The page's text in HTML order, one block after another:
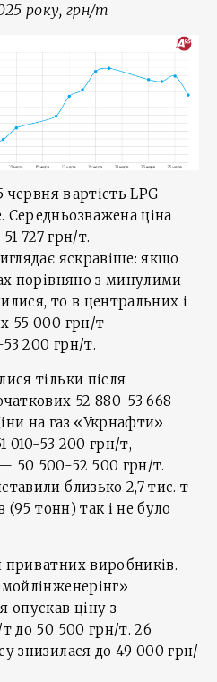
року, грн/т
червня вартість LPG
ціна
727 грн/т.
яскравіше: якщо
порівняно з минулими
то в центральних і
55 000 грн/т
200 грн/т.
тільки після
52 880-53 668
на газ «Укрнафти»
010-53 200 грн/т,
50 500-52 500 грн/т.
близько 2,7 тис. т
(95 тонн) так і не було
виробників.
опускав ціну з
до 50 500 грн/т. 26
знизилася до 49 000 грн/